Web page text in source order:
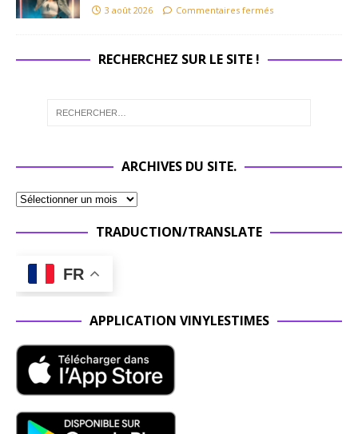
3 août 2026 Commentaires fermés
RECHERCHEZ SUR LE SITE !
ARCHIVES DU SITE.
TRADUCTION/TRANSLATE
FR
APPLICATION VINYLESTIMES